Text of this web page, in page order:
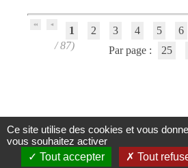
1 2 3 4 5 6
/ 87)
Par page : 25
Centre d'Information et de
du CRA Rhône-
e
n
t
r
Ce site utilise des cookies et vous
vous souhaitez activer
Tout accepter
Tout